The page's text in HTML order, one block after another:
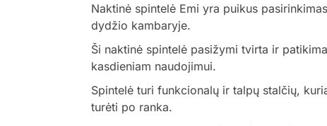
Naktinė spintelė Emi yra puikus
dydžio kambaryje.
Ši naktinė spintelė pasižymi tvirta ir
kasdieniam naudojimui.
Spintelė turi funkcionalų ir talpų stalčių,
turėti po ranka.